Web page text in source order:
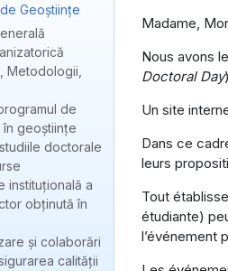
Madame,
Nous avons
Doctoral Day
Un site
Dans ce
leurs
Tout
étudiante)
l’événement
Geoștiințe
Metodologii,
de
geoștiințe
doctorale
instituțională a
obținută în
și colaborări
calității